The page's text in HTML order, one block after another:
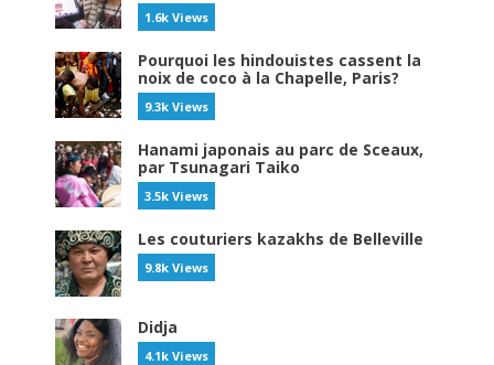
1.6k Views
Pourquoi les hindouistes cassent la
noix de coco à la Chapelle, Paris?
9.3k Views
Hanami japonais au parc de Sceaux,
par Tsunagari Taiko
3.5k Views
Les couturiers kazakhs de Belleville
9.8k Views
Didja
4.1k Views